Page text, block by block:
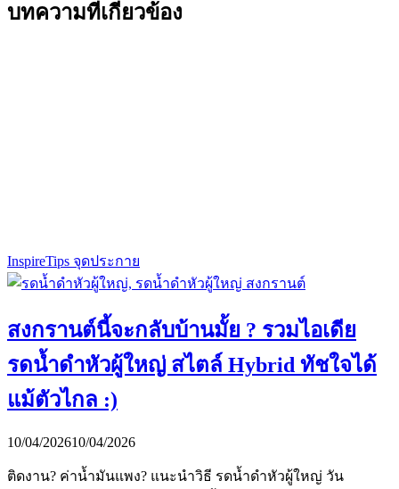
บทความที่เกี่ยวข้อง
InspireTips จุดประกาย
สงกรานต์นี้จะกลับบ้านมั้ย ? รวมไอเดีย
รดน้ำดำหัวผู้ใหญ่ สไตล์ Hybrid ทัชใจได้
แม้ตัวไกล :)
10/04/202610/04/2026
ติดงาน? ค่าน้ำมันแพง? แนะนำวิธี รดน้ำดำหัวผู้ใหญ่ วัน